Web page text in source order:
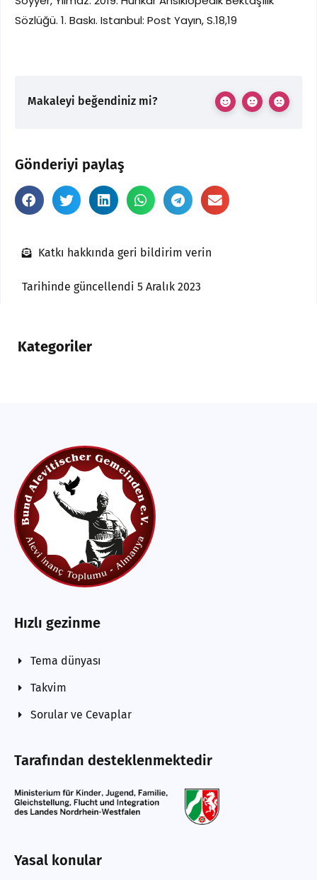
Kategoriler
Sözlüğü. 1. Baskı. Istanbul: Post Yayın, S.18,19
Makaleyi beğendiniz mi?
Gönderiyi paylaş
Katkı hakkında geri bildirim verin
Tarihinde güncellendi 5 Aralık 2023
Hızlı gezinme
Tema dünyası
Takvim
Sorular ve Cevaplar
Tarafından desteklenmektedir
Yasal konular